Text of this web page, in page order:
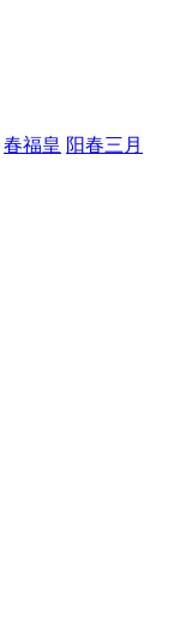
春福皇 阳春三月